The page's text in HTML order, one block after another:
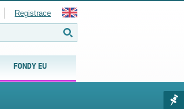
FONDY EU
Registrace